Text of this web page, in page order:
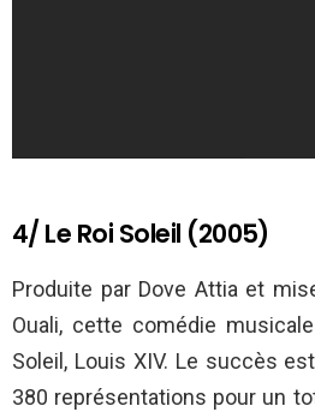
4/ Le Roi Soleil (2005)
Produite par Dove Attia et
Ouali, cette comédie
Soleil, Louis XIV. Le succès
380 représentations pour un